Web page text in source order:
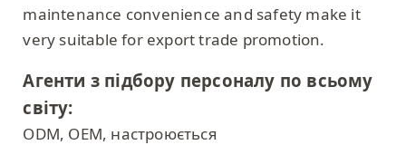
maintenance convenience and safety make it
very suitable for export trade promotion.
Агенти з підбору персоналу по всьому
світу:
ODM, OEM, настроюється